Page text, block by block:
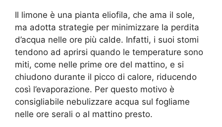
Il limone è una pianta eliofila, che ama il sole,
ma adotta strategie per minimizzare la perdita
d’acqua nelle ore più calde. Infatti, i suoi stomi
tendono ad aprirsi quando le temperature sono
miti, come nelle prime ore del mattino, e si
chiudono durante il picco di calore, riducendo
così l’evaporazione. Per questo motivo è
consigliabile nebulizzare acqua sul fogliame
nelle ore serali o al mattino presto.